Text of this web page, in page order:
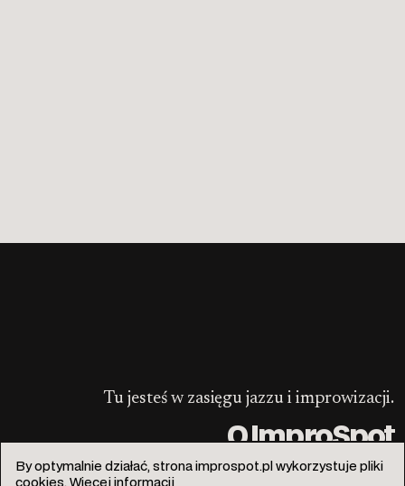
Tu jesteś w zasięgu jazzu i improwizacji.
O ImproSpot
By optymalnie działać, strona improspot.pl wykorzystuje pliki
cookies. Więcej informacji